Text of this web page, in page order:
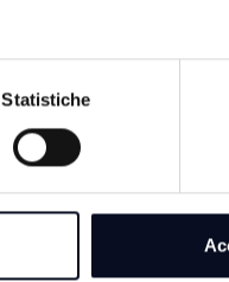
Statistiche
arrembante, la Vigor
abbattuta sull'1-4
8 AGOSTO 2026
CALCIO: Ravenna, si
Benevento, "Dobbiamo